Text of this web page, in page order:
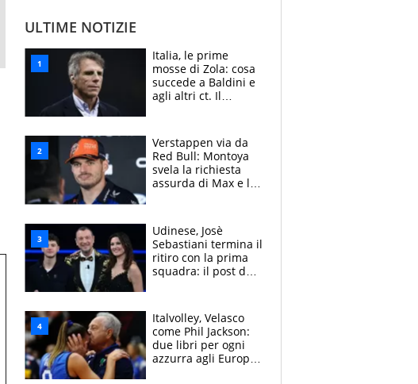
ULTIME NOTIZIE
Italia, le prime
mosse di Zola: cosa
succede a Baldini e
agli altri ct. Il
azzurri
Verstappen via da
Red Bull: Montoya
svela la richiesta
assurda di Max e lo
McLaren siano
meglio?”
Udinese, Josè
Sebastiani termina il
ritiro con la prima
squadra: il post del
sfondo
Italvolley, Velasco
come Phil Jackson:
due libri per ogni
azzurra agli Europei.